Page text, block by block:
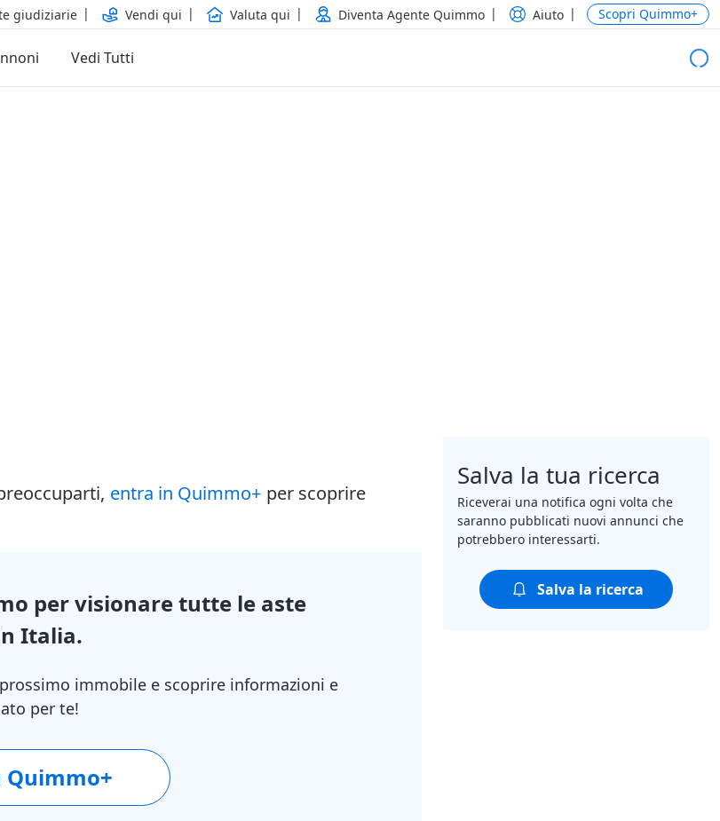
giudiziarie Vendi qui Valuta qui Diventa Agente Quimmo Aiuto Scopri Quimmo+
Vedi Tutti
entra in Quimmo+ per scoprire
per visionare tutte le aste
Italia.
immobile e scoprire informazioni e
per te!
Quimmo+
Salva la tua ricerca
Riceverai una notifica ogni volta che
saranno pubblicati nuovi annunci che
potrebbero interessarti.
Salva la ricerca